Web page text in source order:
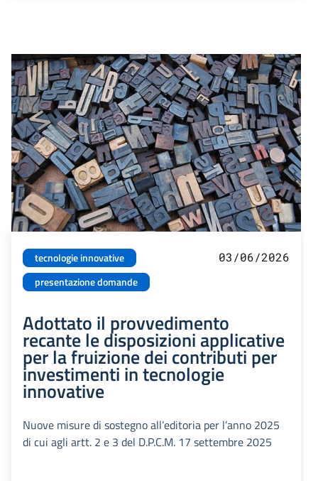
tecnologie innovative
presentazione domande
03/06/2026
Adottato il provvedimento
recante le disposizioni applicative
per la fruizione dei contributi per
investimenti in tecnologie
innovative
Nuove misure di sostegno all’editoria per l’anno 2025
di cui agli artt. 2 e 3 del D.P.C.M. 17 settembre 2025